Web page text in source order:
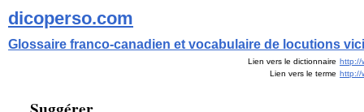
dicoperso.com
Glossaire franco-canadien et vocabulaire de locutions
Lien vers le dictionnaire http://
Lien vers le terme http://